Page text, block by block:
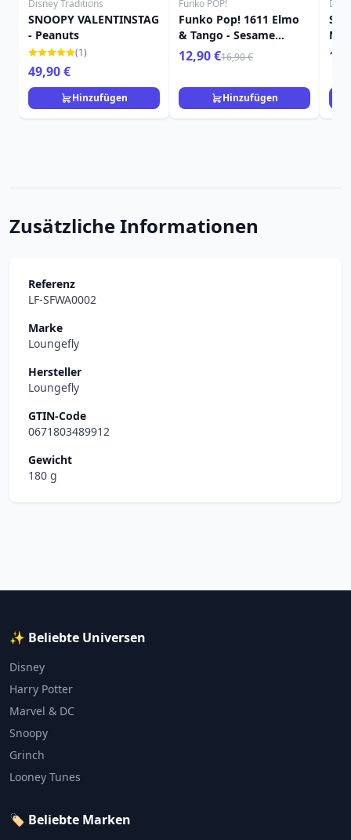
Disney Traditions
SNOOPY VALENTINSTAG
- Peanuts
(1)
49,90 €
Hinzufügen
Funko POP!
Funko Pop! 1611 Elmo
& Tango - Sesame
Street
12,90 €16,90 €
Hinzufügen
Zusätzliche Informationen
Referenz
LF-SFWA0002
Marke
Loungefly
Hersteller
Loungefly
GTIN-Code
0671803489912
Gewicht
180 g
✨ Beliebte Universen
Disney
Harry Potter
Marvel & DC
Snoopy
Grinch
Looney Tunes
🏷️ Beliebte Marken